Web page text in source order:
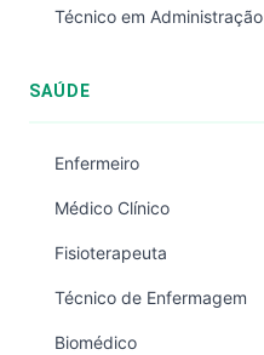
Técnico em Administração
SAÚDE
Enfermeiro
Médico Clínico
Fisioterapeuta
Técnico de Enfermagem
Biomédico